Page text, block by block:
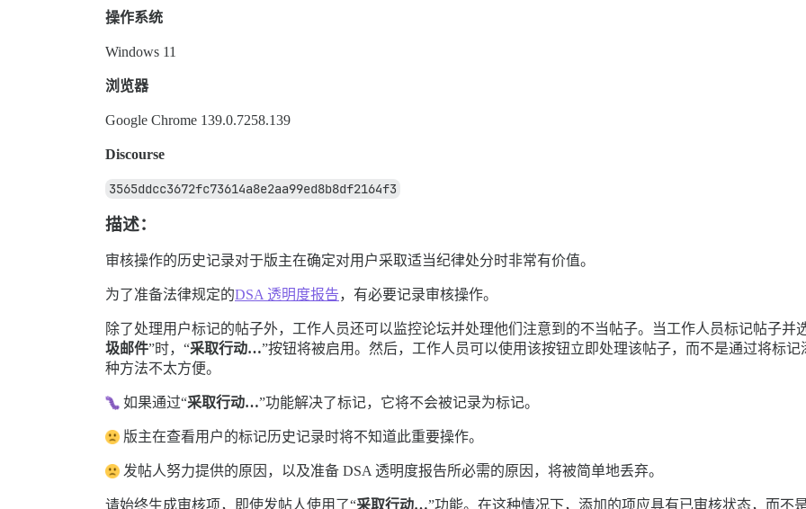
操作系统
Windows 11
浏览器
Google Chrome 139.0.7258.139
Discourse
3565ddcc3672fc73614a8e2aa99ed8b8df2164f3
描述：
审核操作的历史记录对于版主在确定对用户采取适当纪律处分时非常有价值。
为了准备法律规定的DSA 透明度报告，有必要记录审核操作。
除了处理用户标记的帖子外，工作人员还可以监控论坛并处理他们注意到的不当帖子。当工作人员标记帖子并
圾邮件”时，“采取行动…”按钮将被启用。然后，工作人员可以使用该按钮立即处理该帖子，而不是通过将标
种方法不太方便。
如果通过“采取行动…”功能解决了标记，它将不会被记录为标记。
版主在查看用户的标记历史记录时将不知道此重要操作。
发帖人努力提供的原因，以及准备 DSA 透明度报告所必需的原因，将被简单地丢弃。
请始终生成审核项，即使发帖人使用了“采取行动…”功能。在这种情况下，添加的项应具有已审核状态，而不是